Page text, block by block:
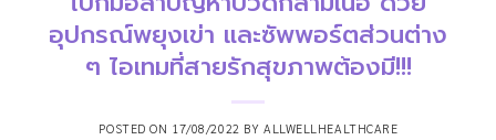
อุปกรณ์พยุงเข่า และซัพพอร์ตส่วนต่าง
ๆ ไอเทมที่สายรักสุขภาพต้องมี!!!
POSTED ON 17/08/2022 BY ALLWELLHEALTHCARE